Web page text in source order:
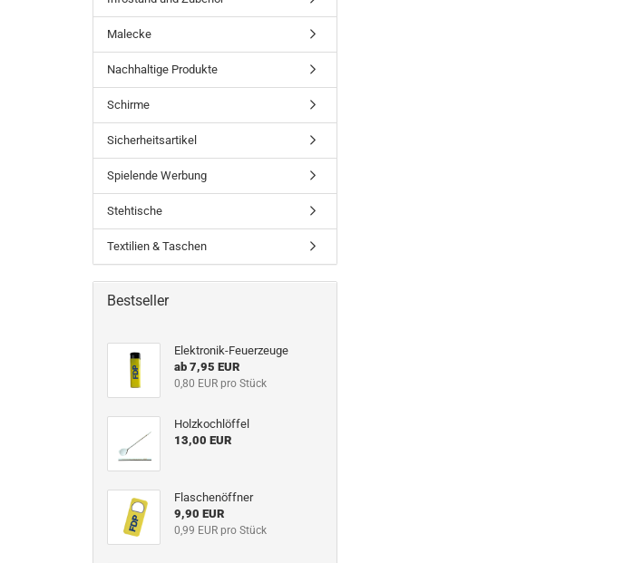
Malecke
Nachhaltige Produkte
Schirme
Sicherheitsartikel
Spielende Werbung
Stehtische
Textilien & Taschen
Bestseller
Elektronik-Feuerzeuge
ab 7,95 EUR
0,80 EUR pro Stück
Holzkochlöffel
13,00 EUR
Flaschenöffner
9,90 EUR
0,99 EUR pro Stück